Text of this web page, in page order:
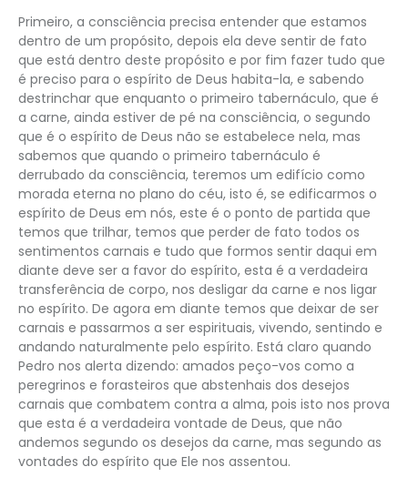
Primeiro, a consciência precisa entender que estamos
dentro de um propósito, depois ela deve sentir de fato
que está dentro deste propósito e por fim fazer tudo que
é preciso para o espírito de Deus habita-la, e sabendo
destrinchar que enquanto o primeiro tabernáculo, que é
a carne, ainda estiver de pé na consciência, o segundo
que é o espírito de Deus não se estabelece nela, mas
sabemos que quando o primeiro tabernáculo é
derrubado da consciência, teremos um edifício como
morada eterna no plano do céu, isto é, se edificarmos o
espírito de Deus em nós, este é o ponto de partida que
temos que trilhar, temos que perder de fato todos os
sentimentos carnais e tudo que formos sentir daqui em
diante deve ser a favor do espírito, esta é a verdadeira
transferência de corpo, nos desligar da carne e nos ligar
no espírito. De agora em diante temos que deixar de ser
carnais e passarmos a ser espirituais, vivendo, sentindo e
andando naturalmente pelo espírito. Está claro quando
Pedro nos alerta dizendo: amados peço-vos como a
peregrinos e forasteiros que abstenhais dos desejos
carnais que combatem contra a alma, pois isto nos prova
que esta é a verdadeira vontade de Deus, que não
andemos segundo os desejos da carne, mas segundo as
vontades do espírito que Ele nos assentou.